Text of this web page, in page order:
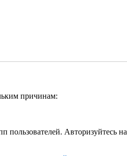
причинам:
пользователей. Авторизуйтесь на